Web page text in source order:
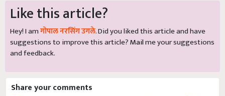
Like this article?
Hey! I amगोपाल नरसिंग उगले. Did you liked this article and have
suggestions to improve this article?Mailme your suggestions
and feedback.
Share your comments